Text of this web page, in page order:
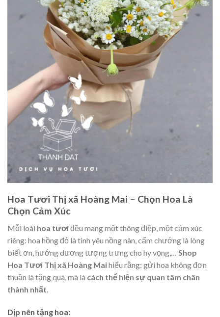
Hoa Tươi Thị xã Hoàng Mai – Chọn Hoa Là
Chọn Cảm Xúc
Mỗi loài hoa tươiđều mang một thông điệp, một cảm xúc
riêng: hoa hồng đỏ là tình yêu nồng nàn, cẩm chướng là lòng
biết ơn, hướng dương tượng trưng cho hy vọng,… Shop
Hoa Tươi Thị xã Hoàng Maihiểu rằng: gửi hoa không đơn
thuần là tặng quà, mà là cách thể hiện sự quan tâm chân
thành nhất
Dịp nên tặng hoa: